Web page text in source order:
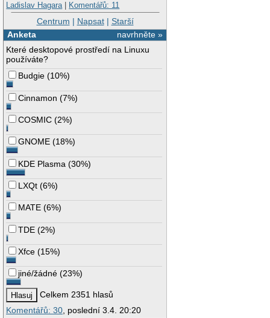
Ladislav Hagara| Komentářů: 11
Centrum | Napsat| Starší
navrhněte »
Anketa
Které desktopové prostředí na Linuxu
používáte?
Budgie (10%)
Cinnamon (7%)
COSMIC (2%)
GNOME (18%)
KDE Plasma (30%)
LXQt (6%)
MATE (6%)
TDE (2%)
Xfce (15%)
jiné/žádné (23%)
Celkem 2351 hlasů
Komentářů: 30 , poslední 3.4. 20:20